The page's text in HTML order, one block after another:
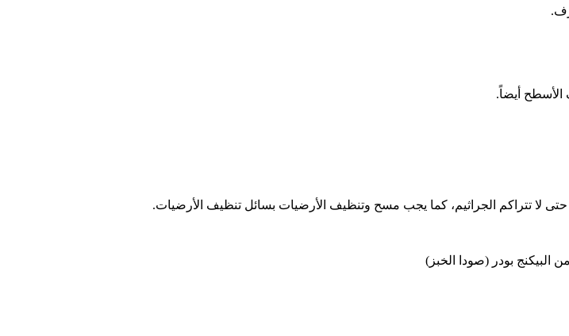
أيضاً.
لا تتراكم الجراثيم، كما يجب مسح وتنظيف الأرضيات بسائل تنظيف الأرضيات.
بودر (صودا الخبز)